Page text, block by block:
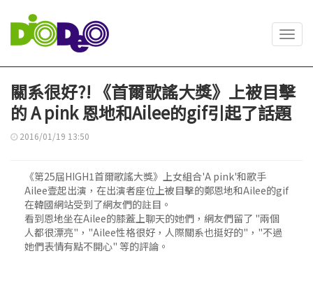
關系很好?! 《首爾歌謠大獎》上被目擊
的 A pink 恩地和Ailee的gif引起了話題
2016/01/19 13:50
《第25屆HIGH1首爾歌謠大獎》上女組合'A pink'和歌手
Ailee壹起出演，在出演者座位上被目擊的鄭恩地和Ailee的gif
在韓國網站受到了網友們的註目。
看到恩地坐在Ailee的膝蓋上聊天的她們，網友們留了 "兩個
人都很漂亮"，"Ailee性格很好，人際關系也挺好的"，"不過
她們表情有點不開心" 等的評論。